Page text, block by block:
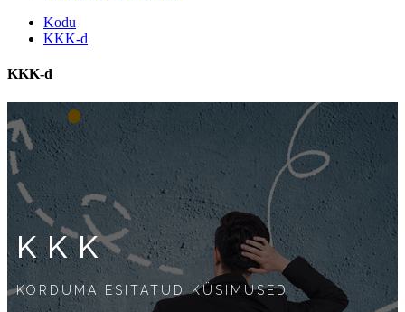
Kodu
KKK-d
KKK-d
KKK
KORDUMA ESITATUD KÜSIMUSED